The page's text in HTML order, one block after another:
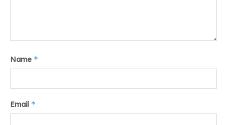
Name *
Email *